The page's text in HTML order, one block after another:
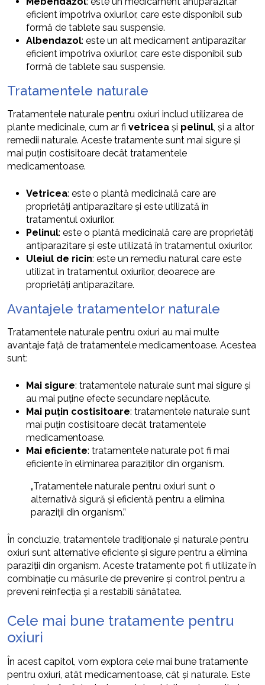
eficient împotriva oxiurilor, care este disponibil sub
formă de tablete sau suspensie.
Albendazol: este un alt medicament antiparazitar
eficient împotriva oxiurilor, care este disponibil sub
formă de tablete sau suspensie.
Tratamentele naturale
Tratamentele naturale pentru oxiuri includ utilizarea de
plante medicinale, cum ar fi vetricea și pelinul, și a altor
remedii naturale. Aceste tratamente sunt mai sigure și
mai puțin costisitoare decât tratamentele
medicamentoase.
Vetricea: este o plantă medicinală care are
proprietăți antiparazitare și este utilizată în
tratamentul oxiurilor.
Pelinul: este o plantă medicinală care are proprietăți
antiparazitare și este utilizată în tratamentul oxiurilor.
Uleiul de ricin: este un remediu natural care este
utilizat în tratamentul oxiurilor, deoarece are
proprietăți antiparazitare.
Avantajele tratamentelor naturale
Tratamentele naturale pentru oxiuri au mai multe
avantaje față de tratamentele medicamentoase. Acestea
sunt:
Mai sigure: tratamentele naturale sunt mai sigure și
au mai puține efecte secundare neplăcute.
Mai puțin costisitoare: tratamentele naturale sunt
mai puțin costisitoare decât tratamentele
medicamentoase.
Mai eficiente: tratamentele naturale pot fi mai
eficiente în eliminarea paraziților din organism.
„Tratamentele naturale pentru oxiuri sunt o
alternativă sigură și eficientă pentru a elimina
paraziții din organism.”
În concluzie, tratamentele tradiționale și naturale pentru
oxiuri sunt alternative eficiente și sigure pentru a elimina
paraziții din organism. Aceste tratamente pot fi utilizate în
combinație cu măsurile de prevenire și control pentru a
preveni reinfecția și a restabili sănătatea.
Cele mai bune tratamente pentru
oxiuri
În acest capitol, vom explora cele mai bune tratamente
pentru oxiuri, atât medicamentoase, cât și naturale. Este